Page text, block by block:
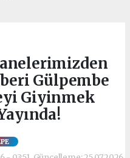
Gülpembe
Giyinmek